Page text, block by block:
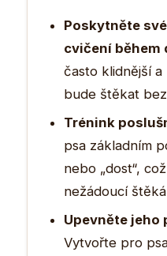
Poskytněte
cvičení během
často klidnější
bude štěkat
Trénink
psa základním
nebo „dost“,
nežádoucí
Upevněte jeho
Vytvořte pro